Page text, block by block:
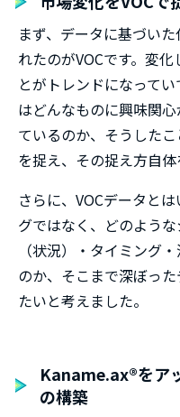
まず、データに基づい
れたのがVOCです。変
とがトレンドになって
はどんなものに興味関
ているのか、そうした
を捉え、その捉え方自
さらに、VOCデータと
グではなく、どのよう
（状況）・タイミング
のか、そこまで深ぼっ
たいと考えました。
Kaname.ax®をア
の構築